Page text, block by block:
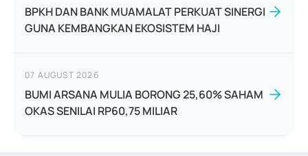
BPKH DAN BANK MUAMALAT PERKUAT SINERGI
GUNA KEMBANGKAN EKOSISTEM HAJI
07 AUGUST 2026
BUMI ARSANA MULIA BORONG 25,60% SAHAM
OKAS SENILAI RP60,75 MILIAR